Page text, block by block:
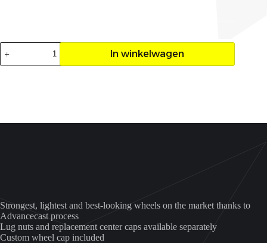
Velg
ITP
SS212b
In winkelwagen
Strongest, lightest and best-looking wheels on the market thanks to
Advancecast process
Lug nuts and replacement center caps available separately
Custom wheel cap included